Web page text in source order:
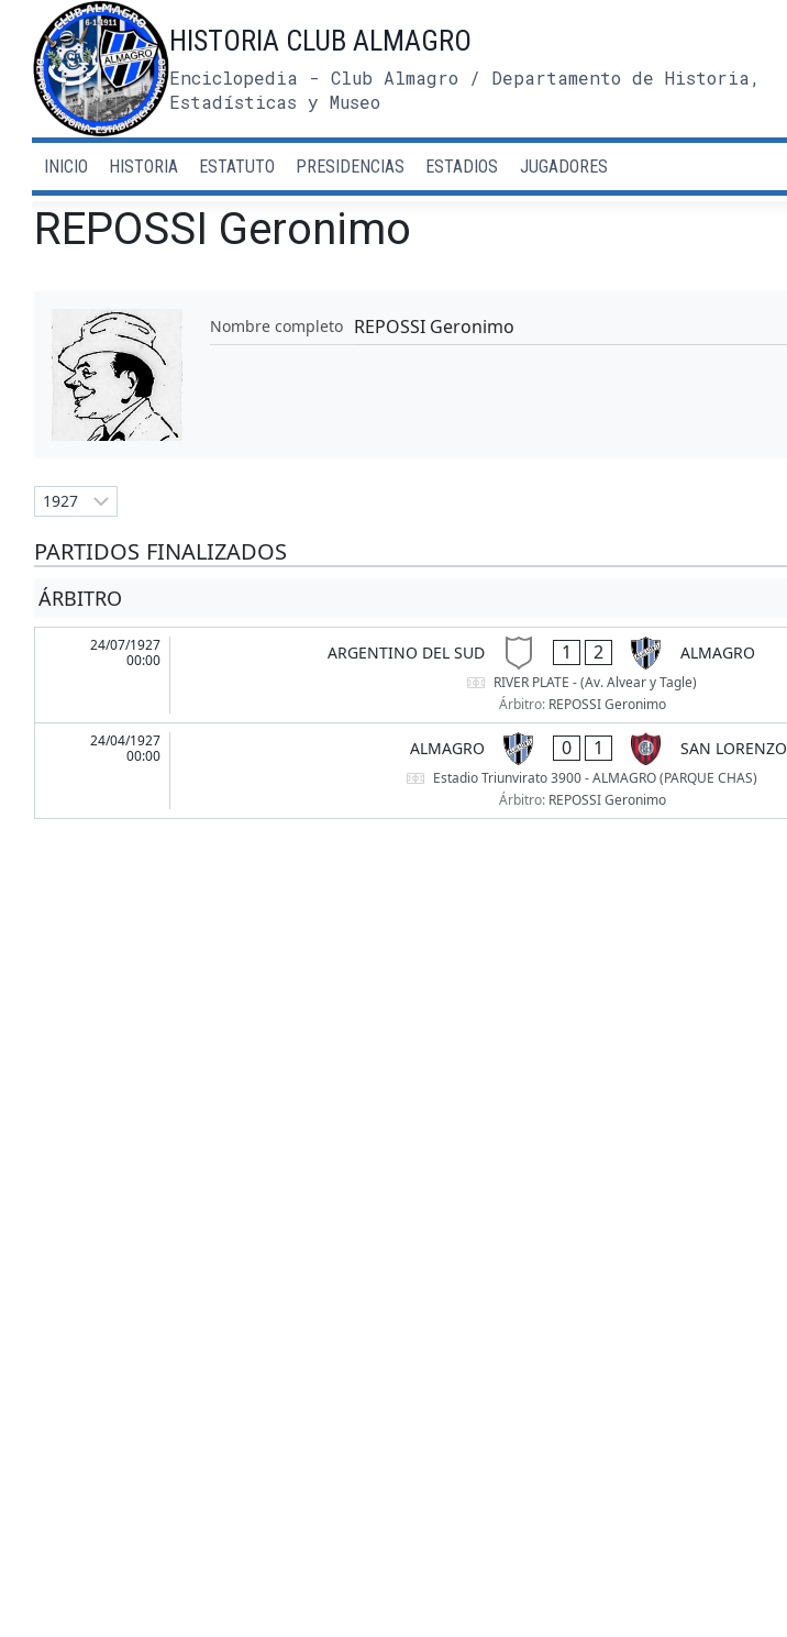
contenido
HISTORIA CLUB ALMAGRO
Enciclopedia - Club Almagro / Departamento de Historia,
Estadísticas y Museo
INICIO HISTORIA ESTATUTO PRESIDENCIAS ESTADIOS JUGADORES
REPOSSI Geronimo
Nombre completo REPOSSI Geronimo
PARTIDOS FINALIZADOS
ÁRBITRO
24/07/1927
00:00
ARGENTINO DEL SUD 1 2 ALMAGRO
RIVER PLATE - (Av. Alvear y Tagle)
Árbitro: REPOSSI Geronimo
24/04/1927
00:00
ALMAGRO 0 1 SAN LORENZO
Estadio Triunvirato 3900 - ALMAGRO (PARQUE CHAS)
Árbitro: REPOSSI Geronimo